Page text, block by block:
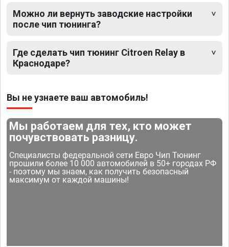
Можно ли вернуть заводские настройки
после чип тюнинга?
Где сделать чип тюнинг Citroen Relay в
Краснодаре?
Вы не узнаете ваш автомобиль!
Мы работаем для тех, кто может
почувствовать разницу.
Специалисты федеральной сети Евро Чип Тюнинг
прошили более 10 000 автомобилей в 50+ городах РФ
- поэтому мы знаем, как получить безопасный
максимум от каждой машины!